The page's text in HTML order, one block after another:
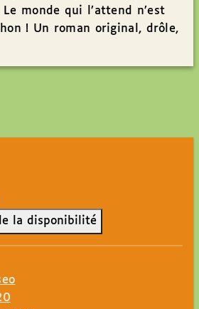
monde qui l’attend n’est
! Un roman original, drôle,
la disponibilité